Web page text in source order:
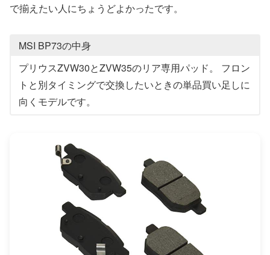
で揃えたい人にちょうどよかったです。
MSI BP73の中身
プリウスZVW30とZVW35のリア専用パッド。 フロン
トと別タイミングで交換したいときの単品買い足しに
向くモデルです。